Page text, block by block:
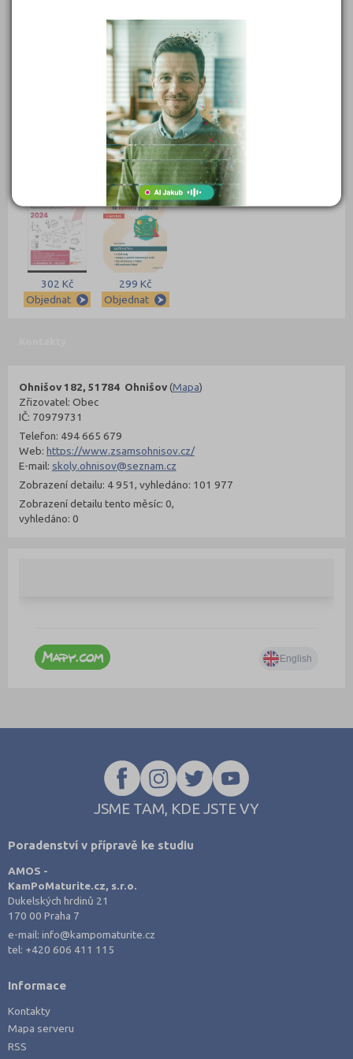
Objednat
Objednat
339 Kč
Objednat
339 Kč
Objednat
302 Kč
Objednat
299 Kč
Objednat
Ohnišov 182, 51784 Ohnišov(Mapa)
Zřizovatel: Obec
IČ: 70979731
Telefon: 494 665 679
Web: https://www.zsamsohnisov.cz/
E-mail: skoly.ohnisov@seznam.cz
Zobrazení detailu: 4 951, vyhledáno: 101 977
Zobrazení detailu tento měsíc: 0,
vyhledáno: 0
JSME TAM, KDE JSTE VY
Poradenství v přípravě ke studiu
AMOS -
KamPoMaturite.cz, s.r.o.
Dukelských hrdinů 21
170 00 Praha 7
e-mail:info@kampomaturite.cz
tel: +420 606 411 115
Informace
Kontakty
Mapa serveru
RSS